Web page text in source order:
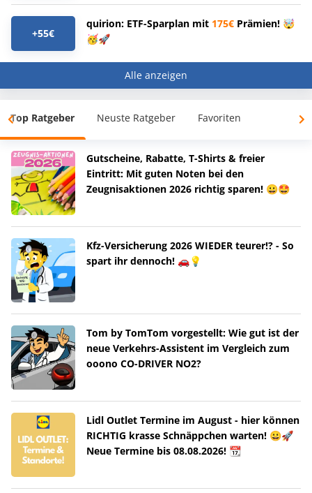
+55€
quirion: ETF-Sparplan mit 175€ Prämien! 🤯
🥳🚀
Alle anzeigen
Top Ratgeber Neuste Ratgeber Favoriten
Gutscheine, Rabatte, T-Shirts & freier
Eintritt: Mit guten Noten bei den
Zeugnisaktionen 2026 richtig sparen! 😀🤩
Kfz-Versicherung 2026 WIEDER teurer!? - So
spart ihr dennoch! 🚗💡
Tom by TomTom vorgestellt: Wie gut ist der
neue Verkehrs-Assistent im Vergleich zum
ooono CO-DRIVER NO2?
Lidl Outlet Termine im August - hier können
RICHTIG krasse Schnäppchen warten! 😀🚀
Neue Termine bis 08.08.2026! 📆